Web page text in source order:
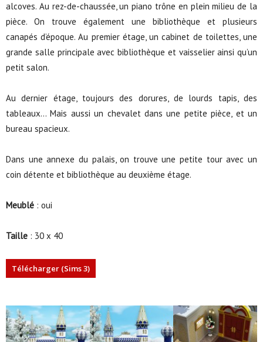
alcoves. Au rez-de-chaussée, un piano trône en plein milieu de la
pièce. On trouve également une bibliothèque et plusieurs
canapés d’époque. Au premier étage, un cabinet de toilettes, une
grande salle principale avec bibliothèque et vaisselier ainsi qu’un
petit salon.
Au dernier étage, toujours des dorures, de lourds tapis, des
tableaux… Mais aussi un chevalet dans une petite pièce, et un
bureau spacieux.
Dans une annexe du palais, on trouve une petite tour avec un
coin détente et bibliothèque au deuxième étage.
Meublé : oui
Taille : 30 x 40
Télécharger (Sims 3)